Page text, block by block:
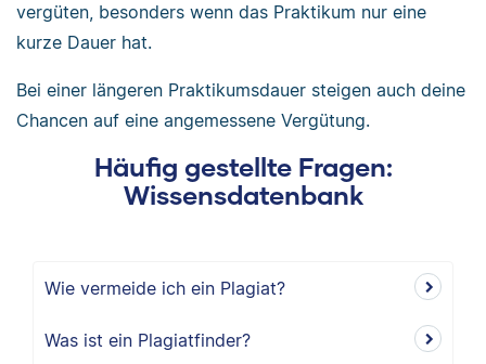
vergüten, besonders wenn das Praktikum nur eine
kurze Dauer hat.
Bei einer längeren Praktikumsdauer steigen auch deine
Chancen auf eine angemessene Vergütung.
Häufig gestellte Fragen:
Wissensdatenbank
Wie vermeide ich ein Plagiat?
Was ist ein Plagiatfinder?